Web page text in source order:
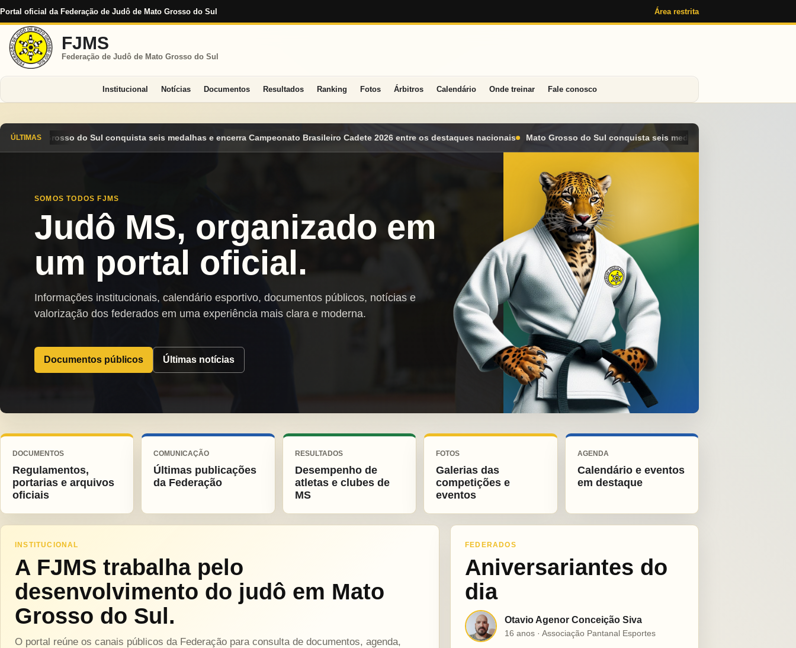
Portal oficial da Federação de Judô de Mato Grosso do Sul Área restrita
FJMS
Federação de Judô de Mato Grosso do Sul
Institucional Notícias Documentos Resultados Ranking Fotos Árbitros Calendário Onde treinar Fale conosco
ÚLTIMAS
medalhas e encerra Campeonato Brasileiro Cadete 2026 entre os destaques nacionais Mato Grosso do Sul conquista seis medalhas e alcança o 4º lugar geral no Campeonato Brasileiro Sub-
SOMOS TODOS FJMS
Judô MS, organizado em
um portal oficial.
Informações institucionais, calendário esportivo, documentos públicos, notícias e
valorização dos federados em uma experiência mais clara e moderna.
Documentos públicos Últimas notícias
DOCUMENTOS
Regulamentos,
portarias e arquivos
oficiais
COMUNICAÇÃO
Últimas publicações
da Federação
RESULTADOS
Desempenho de
atletas e clubes de
MS
FOTOS
Galerias das
competições e
eventos
AGENDA
Calendário e eventos
em destaque
INSTITUCIONAL
A FJMS trabalha pelo
desenvolvimento do judô em Mato
Grosso do Sul.
O portal reúne os canais públicos da Federação para consulta de documentos, agenda,
FEDERADOS
Aniversariantes do
dia
O Otavio Agenor Conceição Siva
16 anos · Associação Pantanal Esportes